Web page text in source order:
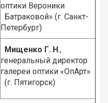
оптики Вероники
Батраковой» (г. Санкт-
Петербург)
Мищенко Г. Н.,
генеральный директор
галереи оптики «ОпАрт»
(г. Пятигорск)